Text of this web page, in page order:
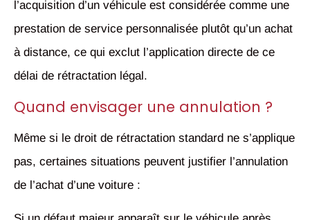
l’acquisition d’un véhicule est considérée comme une
prestation de service personnalisée plutôt qu’un achat
à distance, ce qui exclut l’application directe de ce
délai de rétractation légal.
Quand envisager une annulation ?
Même si le droit de rétractation standard ne s’applique
pas, certaines situations peuvent justifier l’annulation
de l’achat d’une voiture :